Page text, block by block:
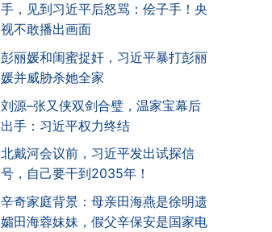
手，见到习近平后怒骂：侩子手！央
视不敢播出画面
彭丽媛和闺蜜捉奸，习近平暴打彭丽
媛并威胁杀她全家
刘源–张又侠双剑合璧，温家宝幕后
出手：习近平权力终结
北戴河会议前，习近平发出试探信
号，自己要干到2035年！
辛奇家庭背景：母亲田海燕是徐明遗
孀田海蓉妹妹，假父辛保安是国家电